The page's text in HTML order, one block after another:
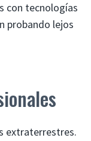
con tecnologías
probando lejos
extraterrestres.